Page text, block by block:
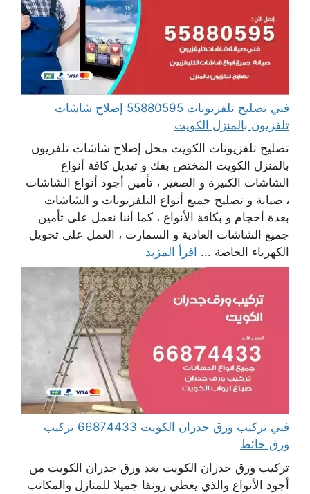
فني تصليح تلفزيونات 55880595 إصلاح شاشات
تلفزيون بالمنزل الكويت
تصليح تلفزيونات الكويت محل إصلاح شاشات تلفزيون
بالمنزل الكويت المختص بفك و تبديل كافة أنواع
الشاشات الكبيرة و الصغير ، تأمين أجود أنواع الشاشات
، صيانة و تصليح جميع أنواع التلفزيونات و الشاشات
بعدة أحجام و بكافة الأنواع ، كما أننا نعمل على تأمين
جميع الشاشات العادية و السمارت ، العمل على تحويل
الكهرباء الخاصة ... اقرأ المزيد
فني تركيب ورق جدران الكويت 66874433 تركيب
ورق حائط
تركيب ورق جدران الكويت يعد ورق جدران الكويت من
أجود الأنواع والذي يعطي رونقا جميلا للمنازل والمكاتب